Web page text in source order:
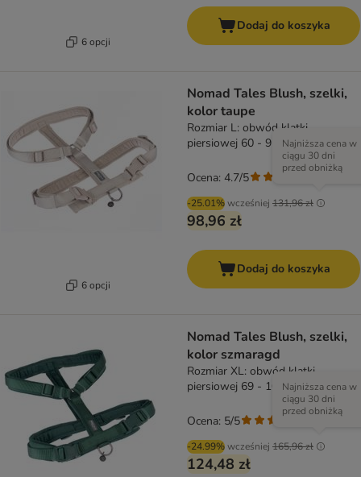
6 opcji
Dodaj do koszyka
6 opcji
Nomad Tales Blush, szelki,
kolor taupe
Rozmiar L: obwód klatki
piersiowej 60 - 91 cm , szer. 25
-25.01%wcześniej 131,96 zł
Najniższa cena w
ciągu 30 dni
przed obniżką
98,96 zł
Ocena: 4.7/5
Dodaj do koszyka
Nomad Tales Blush, szelki,
kolor szmaragd
Rozmiar XL: obwód klatki
piersiowej 69 - 105 cm, szer. 25
-24.99%wcześniej 165,96 zł
Najniższa cena w
ciągu 30 dni
przed obniżką
124,48 zł
Ocena: 5/5